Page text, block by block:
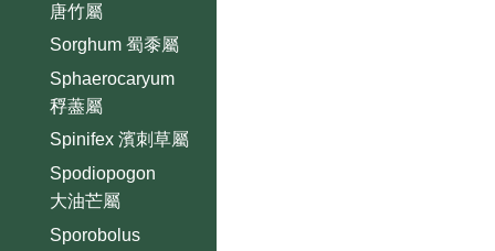
唐竹屬
Sorghum 蜀黍屬
Sphaerocaryum
稃藎屬
Spinifex 濱刺草屬
Spodiopogon
大油芒屬
Sporobolus